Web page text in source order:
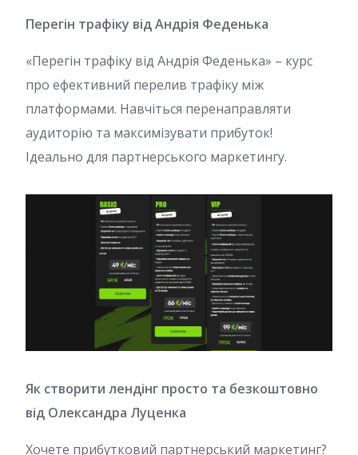
Перегін трафіку від Андрія Феденька
«Перегін трафіку від Андрія Феденька» – курс
про ефективний перелив трафіку між
платформами. Навчіться перенаправляти
аудиторію та максимізувати прибуток!
Ідеально для партнерського маркетингу.
Як створити лендінг просто та безкоштовно
від Олександра Луценка
Хочете прибутковий партнерський маркетинг?